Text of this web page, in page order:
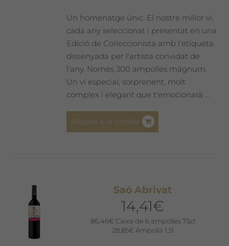
pàgina
del
producte
Un homenatge únic. El nostre millor vi,
cada any seleccionat i presentat en una
Edició de Col·leccionista amb l'etiqueta
dissenyada per l'artista convidat de
l'any. Només 300 ampolles màgnum.
Un vi especial, sorprenent, molt
complex i elegant que t'emocionarà ...
Afegeix a la cistella
Saó Abrivat
14,41€
86,46€ Caixa de 6 ampolles 75cl
28,85€ Ampolla 1,5l